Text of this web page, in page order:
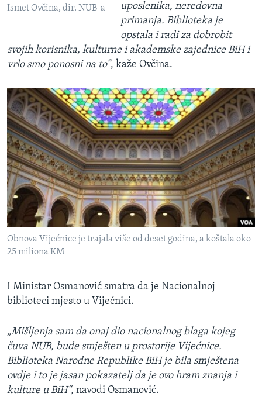
Ismet Ovčina, dir. NUB-a
uposlenika, neredovna
primanja. Biblioteka je
opstala i radi za dobrobit
svojih korisnika, kulturne i akademske zajednice BiH i
vrlo smo ponosni na to“, kaže Ovčina.
Obnova Vijećnice je trajala više od deset godina, a koštala oko
25 miliona KM
I Ministar Osmanović smatra da je Nacionalnoj
biblioteci mjesto u Vijećnici.
„Mišljenja sam da onaj dio nacionalnog blaga kojeg
čuva NUB, bude smješten u prostorije Vijećnice.
Biblioteka Narodne Republike BiH je bila smještena
ovdje i to je jasan pokazatelj da je ovo hram znanja i
kulture u BiH“, navodi Osmanović.